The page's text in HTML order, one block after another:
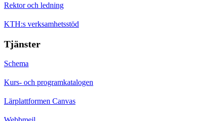
Rektor och ledning
KTH:s verksamhetsstöd
Tjänster
Schema
Kurs- och programkatalogen
Lärplattformen Canvas